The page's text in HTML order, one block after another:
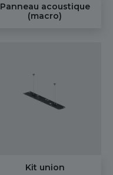
Panneau acoustique
(macro)
Kit union